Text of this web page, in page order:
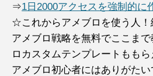
⇒1日2000アクセスを強制的に
☆これからアメブロを使う人！
アメブロ戦略を無料でここま
ロカスタムテンプレートももら
アメブロ初心者にはありがたい